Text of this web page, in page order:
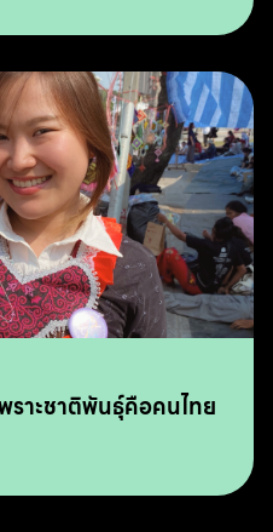
ราะชาติพันธุ์คือคนไทย